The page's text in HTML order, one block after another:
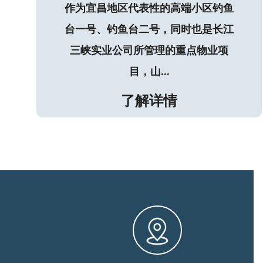
作为宜昌地区代表性的高端小区钓鱼
台一号、钓鱼台二号，同时也是长江
三峡实业公司所管理的重点物业项
目，山...
了解详情